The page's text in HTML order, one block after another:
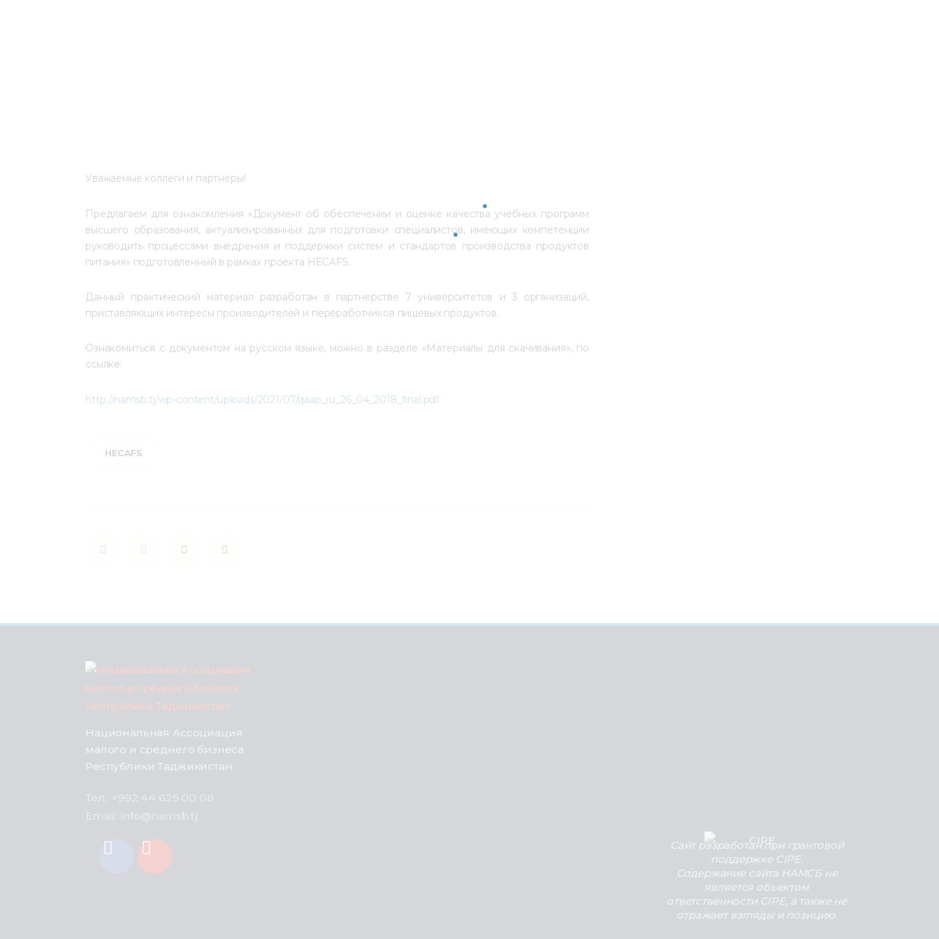
Уважаемые коллеги и партнеры!
Предлагаем для ознакомления «Документ об обеспечении и оценке качества учебных программ
высшего образования, актуализированных для подготовки специалистов, имеющих компетенции
руководить процессами внедрения и поддержки систем и стандартов производства продуктов
питания» подготовленный в рамках проекта HECAFS.
Данный практический материал разработан в партнерстве 7 университетов и 3 организаций,
приставляющих интересы производителей и переработчиков пищевых продуктов.
Ознакомиться с документом на русском языке, можно в разделе «Материалы для скачивания», по
ссылке:
http://namsb.tj/wp-content/uploads/2021/07/qaap_ru_26_04_2018_final.pdf
HECAFS
Национальная Ассоциация
малого и среднего бизнеса
Республики Таджикистан
Сайт разработан при грантовой
поддержке CIPE.
Содержание сайта НАМСБ не
является объектом
ответственности CIPE, а также не
отражает взгляды и позицию.